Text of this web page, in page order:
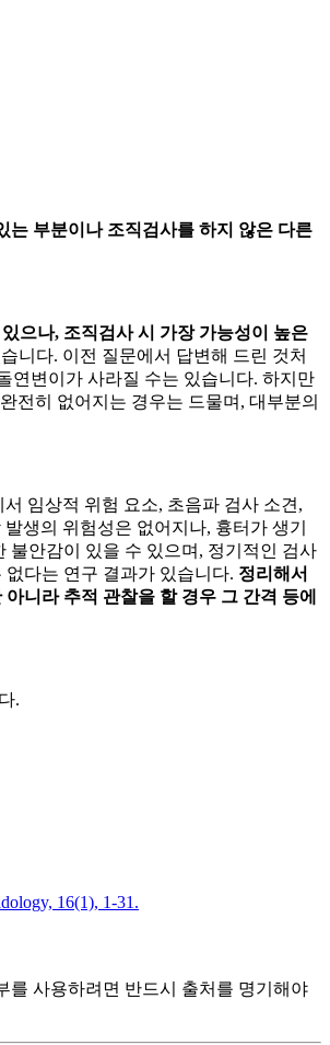
는 부분이나 조직검사를 하지 않은 다른
으나, 조직검사 시 가장 가능성이 높은
니다. 이전 질문에서 답변해 드린 것처
연변이가 사라질 수는 있습니다. 하지만
전히 없어지는 경우는 드물며, 대부분의
임상적 위험 요소, 초음파 검사 소견,
생의 위험성은 없어지나, 흉터가 생기
불안감이 있을 수 있으며, 정기적인 검사
없다는 연구 결과가 있습니다. 정리해서
니라 추적 관찰을 할 경우 그 간격 등에
.
16(1), 1-31.
를 사용하려면 반드시 출처를 명기해야